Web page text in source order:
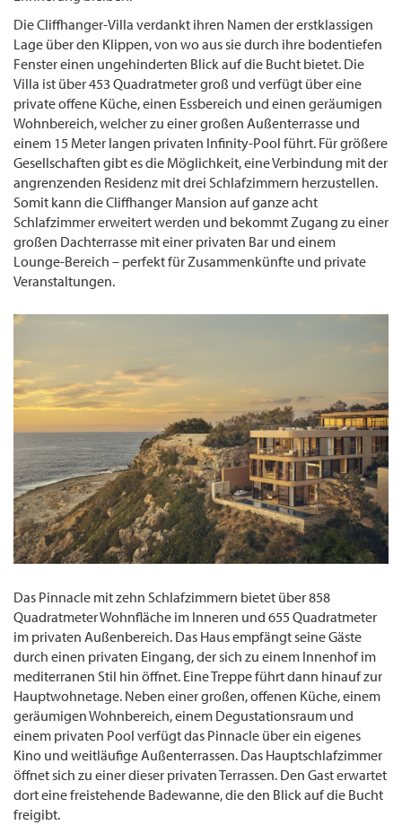
Die Cliffhanger-Villa verdankt ihren Namen der erstklassigen
Lage über den Klippen, von wo aus sie durch ihre bodentiefen
Fenster einen ungehinderten Blick auf die Bucht bietet. Die
Villa ist über 453 Quadratmeter groß und verfügt über eine
private offene Küche, einen Essbereich und einen geräumigen
Wohnbereich, welcher zu einer großen Außenterrasse und
einem 15 Meter langen privaten Infinity-Pool führt. Für größere
Gesellschaften gibt es die Möglichkeit, eine Verbindung mit der
angrenzenden Residenz mit drei Schlafzimmern herzustellen.
Somit kann die Cliffhanger Mansion auf ganze acht
Schlafzimmer erweitert werden und bekommt Zugang zu einer
großen Dachterrasse mit einer privaten Bar und einem
Lounge-Bereich – perfekt für Zusammenkünfte und private
Veranstaltungen.
Das Pinnacle mit zehn Schlafzimmern bietet über 858
Quadratmeter Wohnfläche im Inneren und 655 Quadratmeter
im privaten Außenbereich. Das Haus empfängt seine Gäste
durch einen privaten Eingang, der sich zu einem Innenhof im
mediterranen Stil hin öffnet. Eine Treppe führt dann hinauf zur
Hauptwohnetage. Neben einer großen, offenen Küche, einem
geräumigen Wohnbereich, einem Degustationsraum und
einem privaten Pool verfügt das Pinnacle über ein eigenes
Kino und weitläufige Außenterrassen. Das Hauptschlafzimmer
öffnet sich zu einer dieser privaten Terrassen. Den Gast erwartet
dort eine freistehende Badewanne, die den Blick auf die Bucht
freigibt.